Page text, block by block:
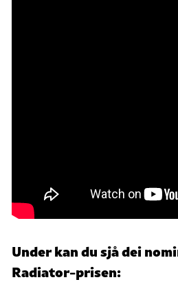
Under kan du sjå dei
Radiator-prisen: